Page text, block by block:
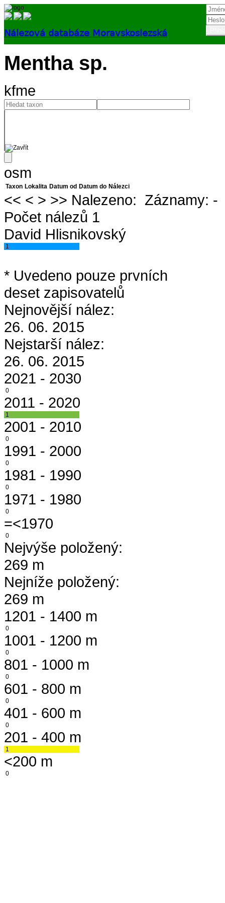
Nálezová databáze Moravskoslezská
Mentha sp.
kfme
osm
Taxon Lokalita Datum od Datum do Nálezci
<< < > >> Nalezeno: Záznamy: -
Počet nálezů 1
David Hlisnikovský
1
* Uvedeno pouze prvních
deset zapisovatelů
Nejnovější nález:
26. 06. 2015
Nejstarší nález:
26. 06. 2015
2021 - 2030
0
2011 - 2020
1
2001 - 2010
0
1991 - 2000
0
1981 - 1990
0
1971 - 1980
0
=<1970
0
Nejvýše položený:
269 m
Nejníže položený:
269 m
1201 - 1400 m
0
1001 - 1200 m
0
801 - 1000 m
0
601 - 800 m
0
401 - 600 m
0
201 - 400 m
1
<200 m
0